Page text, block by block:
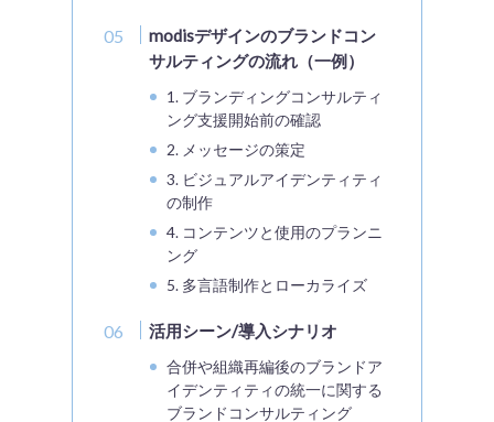
modisデザインのブランドコン
サルティングの流れ（一例）
1. ブランディングコンサルティ
ング支援開始前の確認
2. メッセージの策定
3. ビジュアルアイデンティティ
の制作
4. コンテンツと使用のプランニ
ング
5. 多言語制作とローカライズ
活用シーン/導入シナリオ
合併や組織再編後のブランドア
イデンティティの統一に関する
ブランドコンサルティング